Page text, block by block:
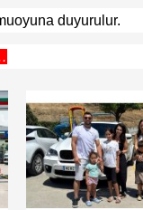
duyurulur.